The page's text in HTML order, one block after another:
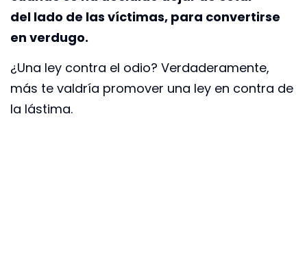
del lado de las víctimas, para convertirse
en verdugo.
¿Una ley contra el odio? Verdaderamente,
más te valdría promover una ley en contra de
la lástima.